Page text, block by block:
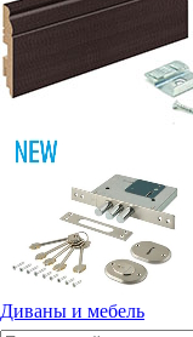
Диваны и мебель